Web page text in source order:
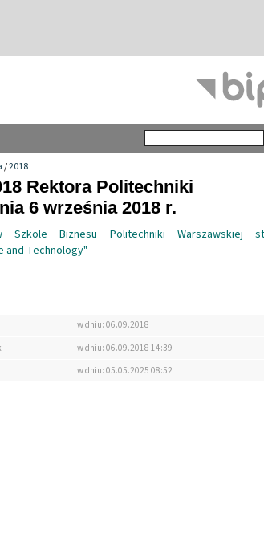
/2018
Rektora Politechniki
6 września 2018 r.
Biznesu Politechniki Warszawskiej
and Technology"
w dniu: 06.09.2018
w dniu: 06.09.2018 14:39
w dniu: 05.05.2025 08:52